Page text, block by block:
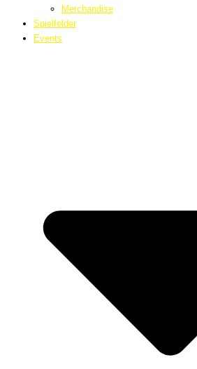
Merchandise
Spielfelder
Events